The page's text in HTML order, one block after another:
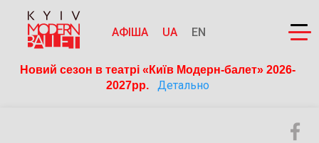
АФІША UA EN
Новий сезон в театрі «Київ Модерн-балет» 2026-
2027рр.
Детально